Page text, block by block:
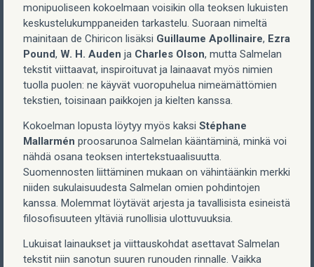
monipuoliseen kokoelmaan voisikin olla teoksen lukuisten
keskustelukumppaneiden tarkastelu. Suoraan nimeltä
mainitaan de Chiricon lisäksi Guillaume Apollinaire, Ezra
Pound, W. H. Auden ja Charles Olson, mutta Salmelan
tekstit viittaavat, inspiroituvat ja lainaavat myös nimien
tuolla puolen: ne käyvät vuoropuhelua nimeämättömien
tekstien, toisinaan paikkojen ja kielten kanssa.
Kokoelman lopusta löytyy myös kaksi Stéphane
Mallarmén proosarunoa Salmelan kääntäminä, minkä voi
nähdä osana teoksen intertekstuaalisuutta.
Suomennosten liittäminen mukaan on vähintäänkin merkki
niiden sukulaisuudesta Salmelan omien pohdintojen
kanssa. Molemmat löytävät arjesta ja tavallisista esineistä
filosofisuuteen yltäviä runollisia ulottuvuuksia.
Lukuisat lainaukset ja viittauskohdat asettavat Salmelan
tekstit niin sanotun suuren runouden rinnalle. Vaikka